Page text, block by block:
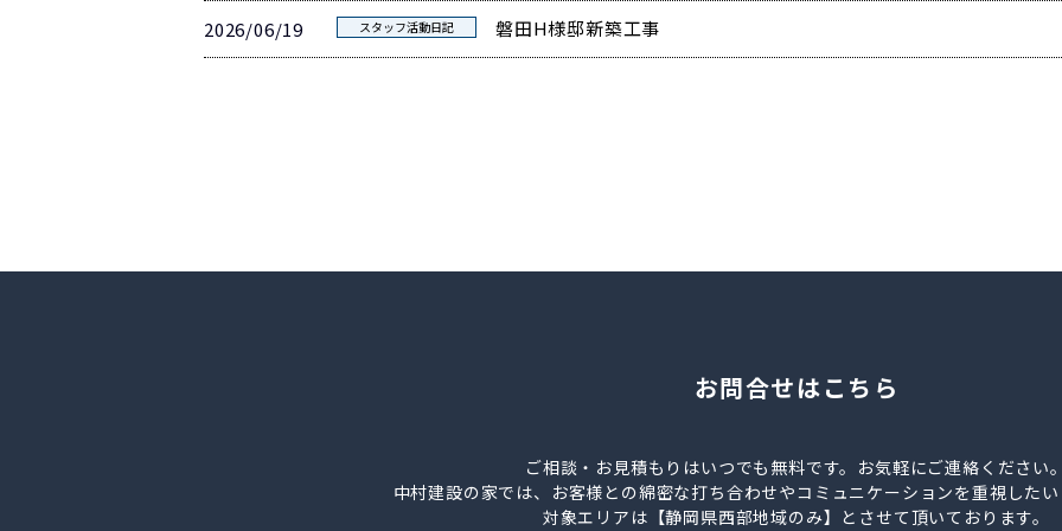
2026/06/19 スタッフ活動日記 磐田H様邸新築工事
お問合せはこちら
ご相談・お見積もりはいつでも無料です。お気軽にご連絡ください。
中村建設の家では、お客様との綿密な打ち合わせやコミュニケーションを重視したい
対象エリアは【静岡県西部地域のみ】とさせて頂いております。